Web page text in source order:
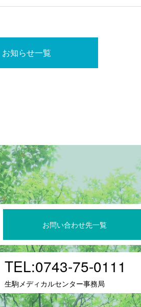
お知らせ一覧
お問い合わせ先一覧
TEL:0743-75-0111
生駒メディカルセンター事務局